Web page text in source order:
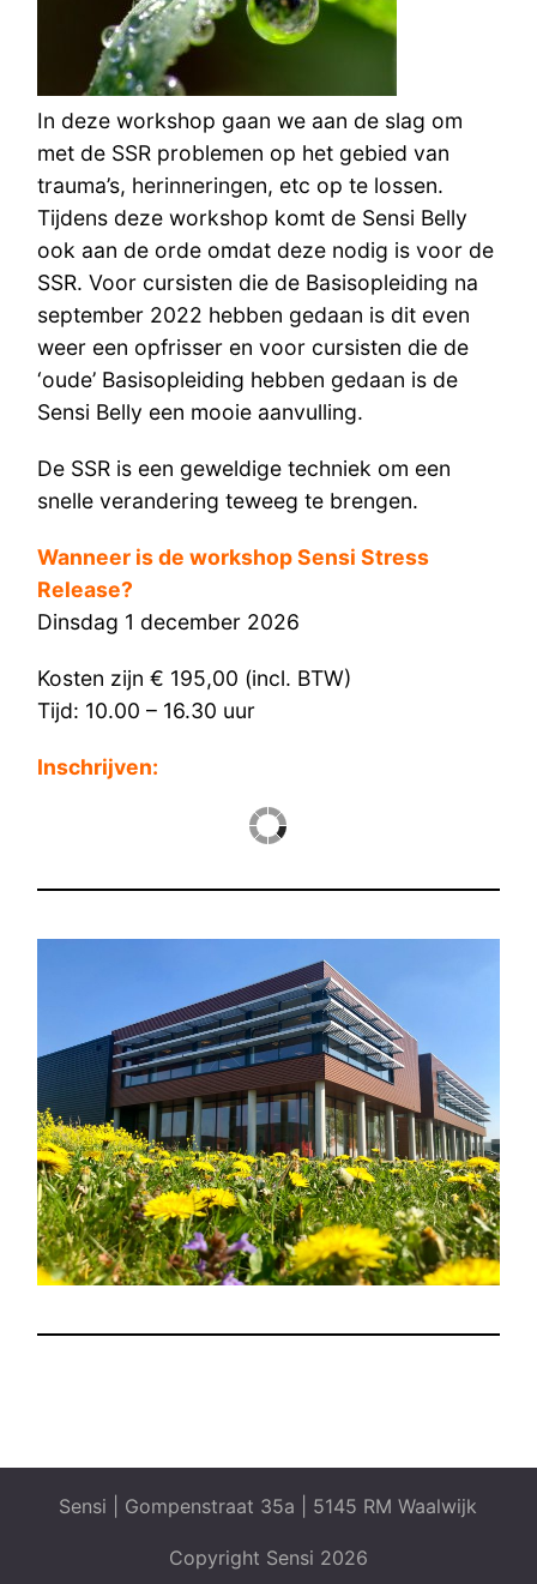
In deze workshop gaan we aan de slag om
met de SSR problemen op het gebied van
trauma’s, herinneringen, etc op te lossen.
Tijdens deze workshop komt de Sensi Belly
ook aan de orde omdat deze nodig is voor de
SSR. Voor cursisten die de Basisopleiding na
september 2022 hebben gedaan is dit even
weer een opfrisser en voor cursisten die de
‘oude’ Basisopleiding hebben gedaan is de
Sensi Belly een mooie aanvulling.
De SSR is een geweldige techniek om een
snelle verandering teweeg te brengen.
Wanneer is de workshop Sensi Stress
Release?
Dinsdag 1 december 2026
Kosten zijn € 195,00 (incl. BTW)
Tijd: 10.00 – 16.30 uur
Inschrijven:
Sensi | Gompenstraat 35a | 5145 RM Waalwijk
Copyright Sensi 2026